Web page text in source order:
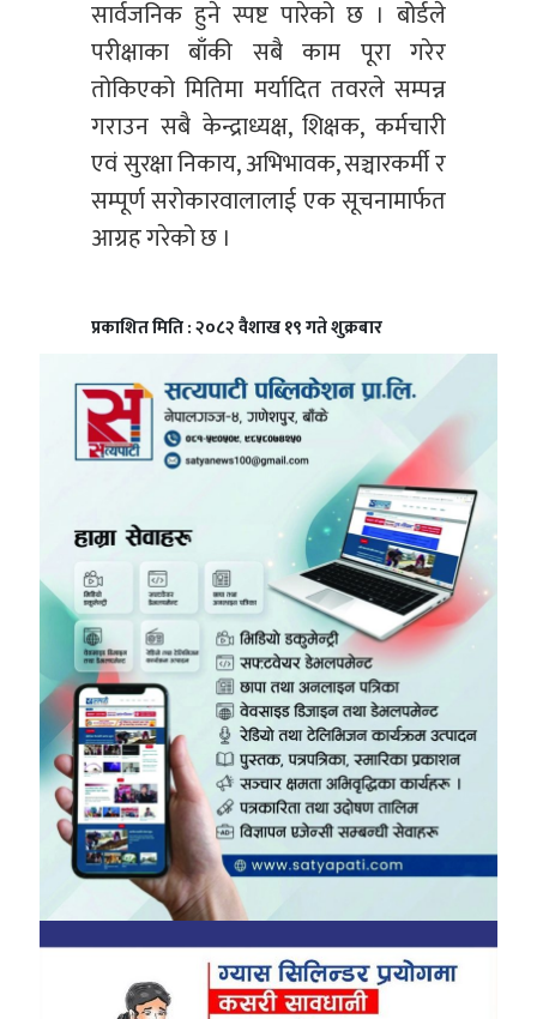
सार्वजनिक हुने स्पष्ट पारेको छ । बोर्डले
परीक्षाका बाँकी सबै काम पूरा गरेर
तोकिएको मितिमा मर्यादित तवरले सम्पन्न
गराउन सबै केन्द्राध्यक्ष, शिक्षक, कर्मचारी
एवं सुरक्षा निकाय, अभिभावक, सञ्चारकर्मी र
सम्पूर्ण सरोकारवालालाई एक सूचनामार्फत
आग्रह गरेको छ ।
प्रकाशित मिति : २०८२ वैशाख १९ गते शुक्रबार